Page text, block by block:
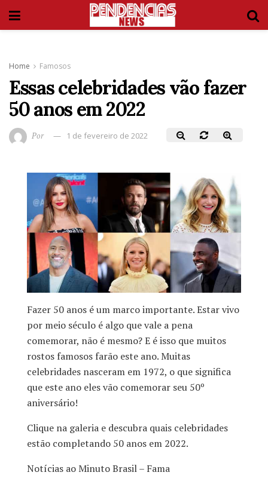
Home Famosos
Essas celebridades vão fazer
50 anos em 2022
Por 1 de fevereiro de 2022
Fazer 50 anos é um marco importante. Estar vivo
por meio século é algo que vale a pena
comemorar, não é mesmo? E é isso que muitos
rostos famosos farão este ano. Muitas
celebridades nasceram em 1972, o que significa
que este ano eles vão comemorar seu 50º
aniversário!
Clique na galeria e descubra quais celebridades
estão completando 50 anos em 2022.
Notícias ao Minuto Brasil – Fama